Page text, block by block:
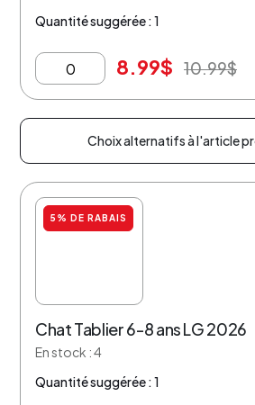
Quantité suggérée : 1
8.99$ 10.99$
Choix alternatifs à l'article
5% DE RABAIS
Chat Tablier 6-8 ans LG 2026
En stock : 4
Quantité suggérée : 1